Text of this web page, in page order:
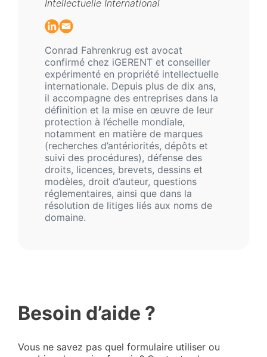
Intellectuelle International
Conrad Fahrenkrug est avocat
confirmé chez iGERENT et conseiller
expérimenté en propriété intellectuelle
internationale. Depuis plus de dix ans,
il accompagne des entreprises dans la
définition et la mise en œuvre de leur
protection à l’échelle mondiale,
notamment en matière de marques
(recherches d’antériorités, dépôts et
suivi des procédures), défense des
droits, licences, brevets, dessins et
modèles, droit d’auteur, questions
réglementaires, ainsi que dans la
résolution de litiges liés aux noms de
domaine.
Besoin d’aide ?
Vous ne savez pas quel formulaire utiliser ou